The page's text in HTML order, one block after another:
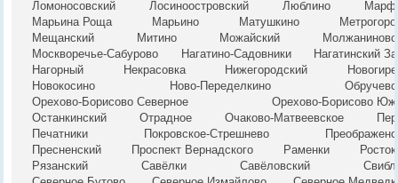
Ломоносовский
Лосиноостровский Люблино
Марьина Роща
Марьино Матушкино
Мещанский
Митино Можайский
Москворечье-Сабурово
Нагатино-Садовники
Нагатинский
Нагорный
Некрасовка Нижегородский
Новокосино
Ново-Переделкино
Орехово-Борисово Северное
Орехово-Борисово
Останкинский
Отрадное Очаково-Матвеевское
Печатники
Покровское-Стрешнево
Пресненский
Проспект Вернадского Раменки
Рязанский
Савёлки Савёловский